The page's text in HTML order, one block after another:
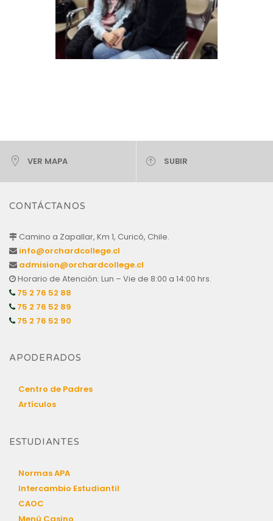
VER MAPA SUBIR
CONTÁCTANOS
Camino a Zapallar, Km 1, Curicó, Chile.
info@orchardcollege.cl
admision@orchardcollege.cl
Horario de Atención: Lun – Vie de 8:00 a 14:00 hrs.
75 2 76 52 88
75 2 76 52 89
75 2 76 52 90
APODERADOS
Centro de Padres
Artículos
ESTUDIANTES
Normas APA
Intercambio Estudiantil
CAOC